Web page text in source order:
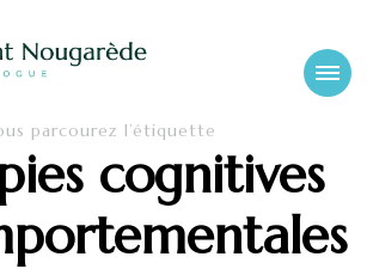
– Psychologue clinicien et psychothérapeute
parcourez l’étiquette
cognitives